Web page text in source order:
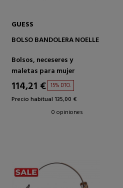
GUESS
BOLSO BANDOLERA NOELLE
Bolsos, neceseres y
maletas para mujer
114,21 € 15% DTO.
Precio habitual 135,00 €
0 opiniones